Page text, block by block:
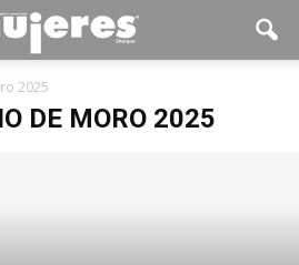
2025
DE MORO 2025